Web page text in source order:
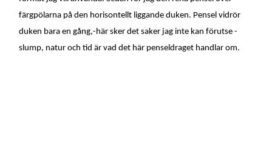
färgpölarna på den horisontellt liggande duken. Pensel vidrör
duken bara en gång,-här sker det saker jag inte kan förutse -
slump, natur och tid är vad det här penseldraget handlar om.